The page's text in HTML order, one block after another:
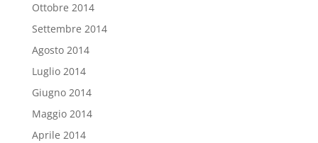
Ottobre 2014
Settembre 2014
Agosto 2014
Luglio 2014
Giugno 2014
Maggio 2014
Aprile 2014